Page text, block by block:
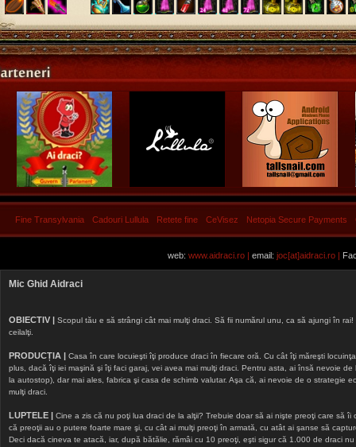
Fine Transylvania Cadouri Lullula Retete fine CeVisez Netopia Secure Payments
web: www.aidraci.ro | email: joc[at]aidraci.ro |
Mic Ghid Aidraci
OBIECTIV | Scopul tău e să strângi cât mai mulţi draci. Să fii numărul unu, ca să ajungi în
ceilalţi.
PRODUCȚIA | Casa în care locuieşti îţi produce draci în fiecare oră. Cu cât îţi măreşti
plus, dacă îţi iei maşină şi îţi faci garaj, vei avea mai mulţi draci. Pentru asta, ai însă nevoie
la autostop), dar mai ales, fabrica şi casa de schimb valutar. Aşa că, ai nevoie de o strategie
mulţi draci.
LUPTELE | Cine a zis că nu poţi lua draci de la alţii? Trebuie doar să ai nişte preoţi care să
că preoţii au o putere foarte mare şi, cu cât ai mulţi preoţi în armată, cu atât ai şanse să
Deci dacă cineva te atacă, iar, după bătălie, rămâi cu 10 preoţi, eşti sigur că 1.000 de draci